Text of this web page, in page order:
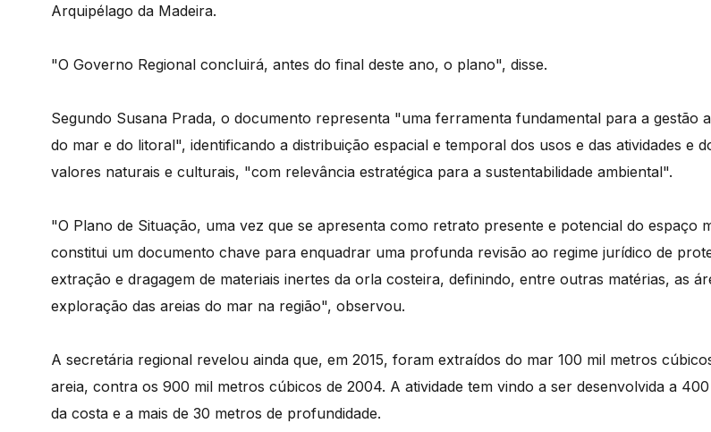
Arquipélago da Madeira.
"O Governo Regional concluirá, antes do final deste ano, o plano", disse.
Segundo Susana Prada, o documento representa "uma ferramenta fundamental para a gestão
do mar e do litoral", identificando a distribuição espacial e temporal dos usos e das atividades e
valores naturais e culturais, "com relevância estratégica para a sustentabilidade ambiental".
"O Plano de Situação, uma vez que se apresenta como retrato presente e potencial do espaço
constitui um documento chave para enquadrar uma profunda revisão ao regime jurídico de
extração e dragagem de materiais inertes da orla costeira, definindo, entre outras matérias, as
exploração das areias do mar na região", observou.
A secretária regional revelou ainda que, em 2015, foram extraídos do mar 100 mil metros
areia, contra os 900 mil metros cúbicos de 2004. A atividade tem vindo a ser desenvolvida a
da costa e a mais de 30 metros de profundidade.